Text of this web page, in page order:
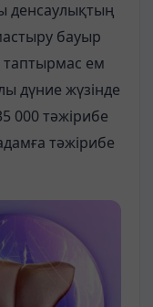
денсаулықтың
бауыр
ем
дүние жүзінде
000 тәжірибе
тәжірибе